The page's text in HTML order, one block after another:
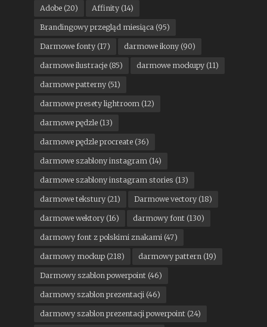
Adobe(20) Affinity(14)
Brandingowy przegląd miesiąca (95)
Darmowe fonty(17) darmowe ikony(90)
darmowe ilustracje(85) darmowe mockupy(11)
darmowe patterny(51)
darmowe presety lightroom (12)
darmowe pędzle(13)
darmowe pędzle procreate(36)
darmowe szablony instagram (14)
darmowe szablony instagram stories (13)
darmowe tekstury(21) Darmowe vectory(18)
darmowe wektory(16) darmowy font(130)
darmowy font z polskimi znakami (47)
darmowy mockup(218) darmowy pattern (19)
Darmowy szablon powerpoint(46)
darmowy szablon prezentacji (46)
darmowy szablon prezentacji powerpoint(24)